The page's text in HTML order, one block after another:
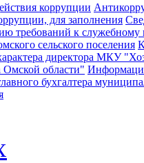
коррупции
для заполнения
требований к
сельского поселения
директора МКУ
области"
бухгалтера